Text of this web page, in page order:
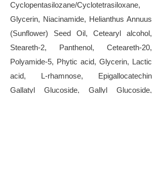
Cyclopentasilozane/Cyclotetrasiloxane,
Glycerin, Niacinamide, Helianthus Annuus
(Sunflower) Seed Oil, Cetearyl alcohol,
Steareth-2, Panthenol, Ceteareth-20,
Polyamide-5, Phytic acid, Glycerin, Lactic
acid, L-rhamnose, Epigallocatechin
Gallatyl Glucoside, Gallyl Glucoside,